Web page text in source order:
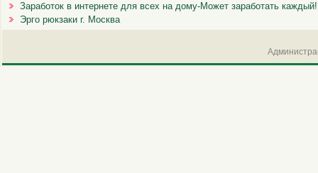
Заработок в интернете для всех на дому-Может заработать каждый!
Эрго рюкзаки г. Москва